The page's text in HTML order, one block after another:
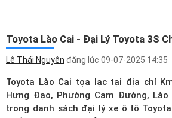
Toyota Lào Cai - Đại Lý Toyota 3S
Lê Thái Nguyên đăng lúc 09-07-2025 14:35
Toyota Lào Cai tọa lạc tại địa chỉ
Hưng Đạo, Phường Cam Đường, Lào
trong danh sách đại lý xe ô tô Toyota